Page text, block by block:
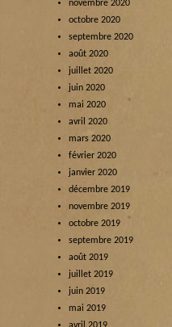
novembre 2020
octobre 2020
septembre 2020
août 2020
juillet 2020
juin 2020
mai 2020
avril 2020
mars 2020
février 2020
janvier 2020
décembre 2019
novembre 2019
octobre 2019
septembre 2019
août 2019
juillet 2019
juin 2019
mai 2019